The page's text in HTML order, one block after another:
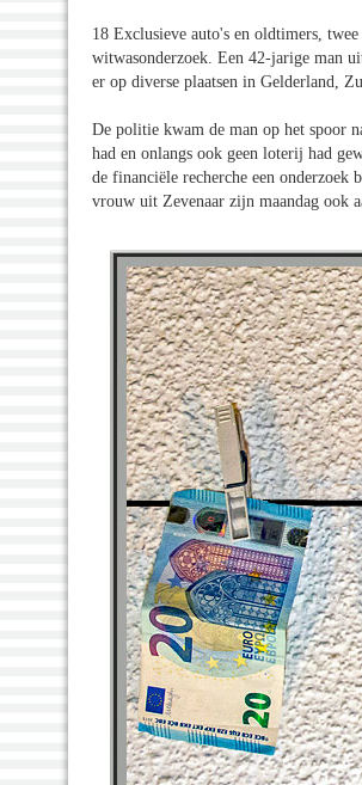
18 Exclusieve auto's en oldtimers,
witwasonderzoek. Een 42-jarige man
er op diverse plaatsen in Gelderland,
De politie kwam de man op het spoor
had en onlangs ook geen loterij had
de financiële recherche een
vrouw uit Zevenaar zijn maandag ook